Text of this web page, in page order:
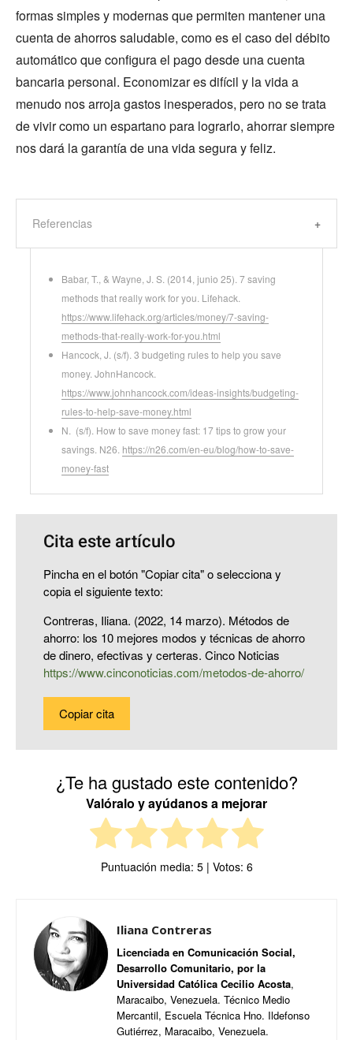
formas simples y modernas que permiten mantener una
cuenta de ahorros saludable, como es el caso del débito
automático que configura el pago desde una cuenta
bancaria personal. Economizar es difícil y la vida a
menudo nos arroja gastos inesperados, pero no se trata
de vivir como un espartano para lograrlo, ahorrar siempre
nos dará la garantía de una vida segura y feliz.
Referencias
Babar, T., & Wayne, J. S. (2014, junio 25). 7 saving
methods that really work for you. Lifehack.
https://www.lifehack.org/articles/money/7-saving-
methods-that-really-work-for-you.html
Hancock, J. (s/f). 3 budgeting rules to help you save
money. JohnHancock.
https://www.johnhancock.com/ideas-insights/budgeting-
rules-to-help-save-money.html
N. (s/f). How to save money fast: 17 tips to grow your
savings. N26. https://n26.com/en-eu/blog/how-to-save-
money-fast
Cita este artículo
Pincha en el botón "Copiar cita" o selecciona y
copia el siguiente texto:
Contreras, Iliana. (2022, 14 marzo). Métodos de
ahorro: los 10 mejores modos y técnicas de ahorro
de dinero, efectivas y certeras. Cinco Noticias
https://www.cinconoticias.com/metodos-de-ahorro/
Copiar cita
¿Te ha gustado este contenido?
Valóralo y ayúdanos a mejorar
Puntuación media: 5| Votos: 6
Iliana Contreras
Licenciada en Comunicación Social,
Desarrollo Comunitario, por la
Universidad Católica Cecilio Acosta,
Maracaibo, Venezuela. Técnico Medio
Mercantil, Escuela Técnica Hno. Ildefonso
Gutiérrez, Maracaibo, Venezuela.